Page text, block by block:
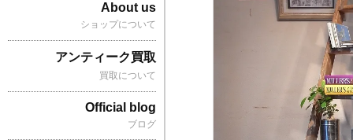
About us
ショップについて
アンティーク買取
買取について
Official blog
ブログ